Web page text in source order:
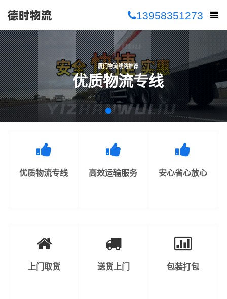
13958351273
厦门物流线路推荐
优质物流专线
优质物流专线 高效运输服务 安心省心放心
上门取货 送货上门 包装打包